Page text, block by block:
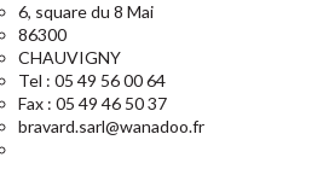
6, square du 8 Mai
86300
CHAUVIGNY
Tel : 05 49 56 00 64
Fax : 05 49 46 50 37
bravard.sarl@wanadoo.fr